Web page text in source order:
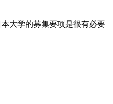
大学的募集要项是很有必要